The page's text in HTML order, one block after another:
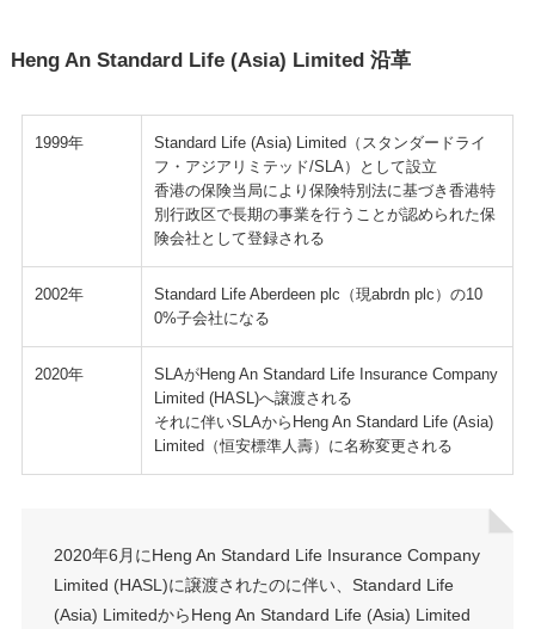
Heng An Standard Life (Asia) Limited 沿革
1999年
Standard Life (Asia) Limited（スタンダードライ
フ・アジアリミテッド/SLA）として設立
香港の保険当局により保険特別法に基づき香港特
別行政区で長期の事業を行うことが認められた保
険会社として登録される
2002年
Standard Life Aberdeen plc（現abrdn plc）の10
0%子会社になる
2020年
SLAがHeng An Standard Life Insurance Company
Limited (HASL)へ譲渡される
それに伴いSLAからHeng An Standard Life (Asia)
Limited（恒安標準人壽）に名称変更される
2020年6月にHeng An Standard Life Insurance Company
Limited (HASL)に譲渡されたのに伴い、Standard Life
(Asia) LimitedからHeng An Standard Life (Asia) Limited